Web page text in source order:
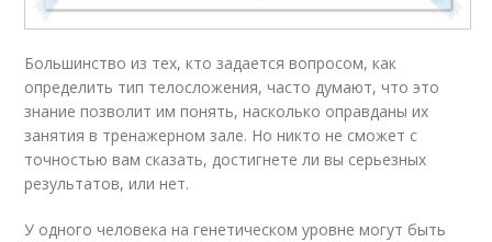
Большинство из тех, кто задается вопросом, как
определить тип телосложения, часто думают, что это
знание позволит им понять, насколько оправданы их
занятия в тренажерном зале. Но никто не сможет с
точностью вам сказать, достигнете ли вы серьезных
результатов, или нет.
У одного человека на генетическом уровне могут быть